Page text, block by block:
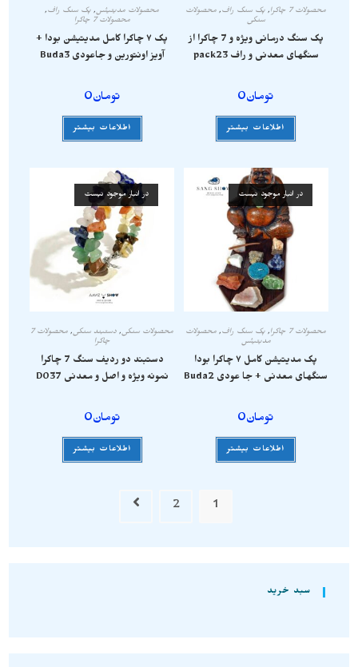
محصولات 7 چاکرا , پک سنگ راف, محصولات
سنگی
پک سنگ درمانی ویژه و 7 چاکرا از
سنگهای معدنی و راف pack23
تومان0
اطلاعات بیشتر
محصولات مدیتیشن, پک سنگ راف,
محصولات 7 چاکرا
پک ۷ چاکرا کامل مدیتیشن بودا +
آویز‌ اونتورین و جاعودی Buda3
تومان0
اطلاعات بیشتر
در انبار موجود نیست
محصولات 7 چاکرا , پک سنگ راف, محصولات
مدیتیشن
پک مدیتیشن کامل ۷ چاکرا بودا
سنگهای معدنی + جا عودی Buda2
تومان0
اطلاعات بیشتر
در انبار موجود نیست
محصولات سنگی, دستبند سنگی,
محصولات 7
چاکرا
دستبند دو ردیف سنگ 7 چاکرا
نمونه ویژه و اصل و معدنی D037
تومان0
اطلاعات بیشتر
1
2
سبد خرید